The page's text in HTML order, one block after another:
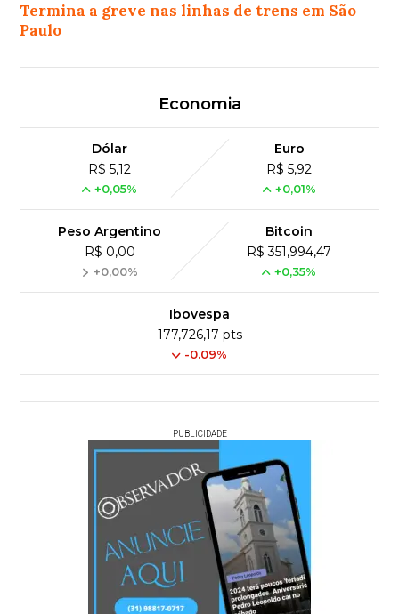
Termina a greve nas linhas de trens em São
Paulo
Economia
Dólar
R$ 5,12
+0,05%
Euro
R$ 5,92
+0,01%
Peso Argentino
R$ 0,00
+0,00%
Bitcoin
R$ 351,994,47
+0,35%
Ibovespa
177,726,17 pts
-0.09%
PUBLICIDADE